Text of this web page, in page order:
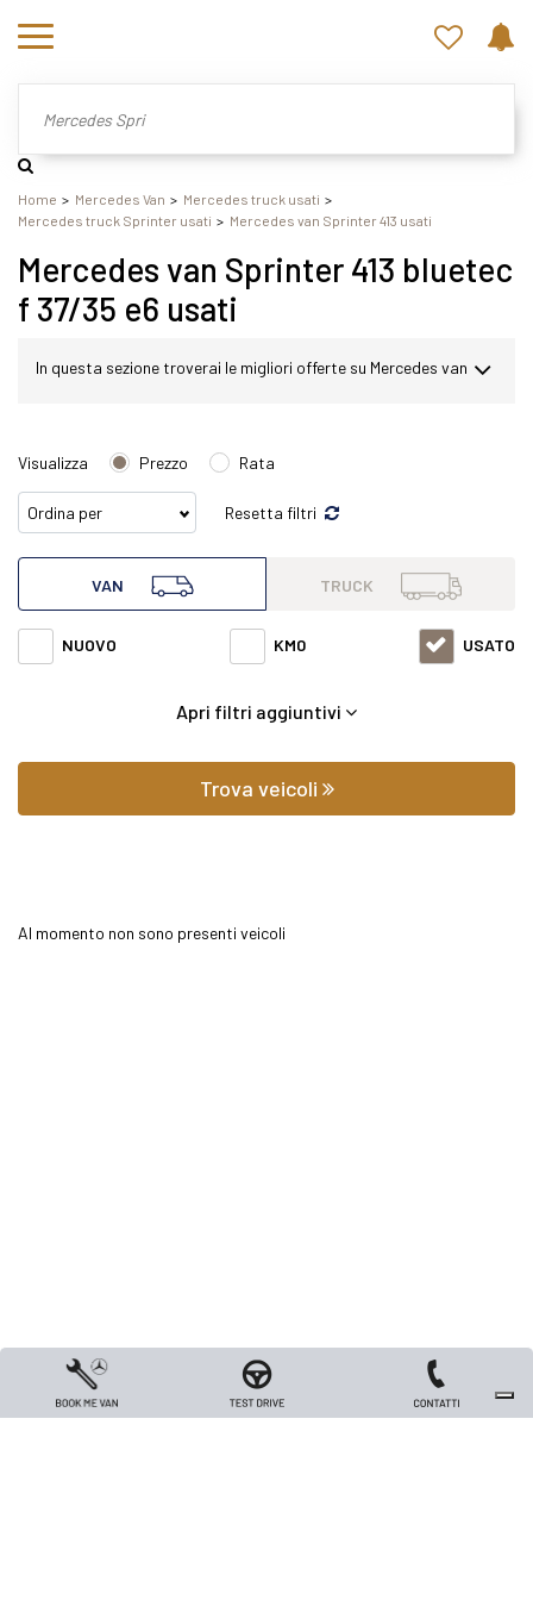
Home Mercedes Van
Mercedes truck usati
Mercedes truck Sprinter usati
Mercedes van Sprinter 413 usati
Mercedes van Sprinter 413 bluetec
f 37/35 e6 usati
In questa sezione troverai le migliori offerte su Mercedes van
Mercedes van Sprinter 413 bluetec f 37/35 e6 con varie fasce
di prezzi ed equipaggiamenti in grado di soddisfare
qualsiasi esigenza di comfort o prestazione.
Oltre a conoscere il prezzo potrai scoprire gli
Visualizza Prezzo Rata
Resetta filtri
VAN TRUCK
NUOVO KM0 USATO
Apri filtri aggiuntivi
Trova veicoli
Al momento non sono presenti veicoli